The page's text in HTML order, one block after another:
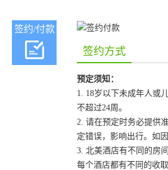
签约/付款
签约方式
预定须知：
1. 18岁以下未成年人或
不超过24周。
2. 请在预定时务必提供
定错误，影响出行。如
3. 北美酒店有不同的房
每个酒店都有不同的收